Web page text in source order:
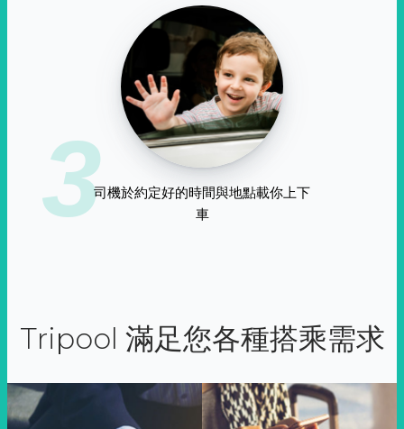
3司機於約定好的時間與地點載你上下
車
Tripool 滿足您各種搭乘需求